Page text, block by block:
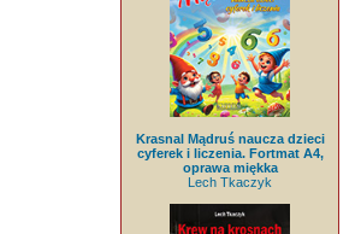
Krasnal Mądruś naucza dzieci
cyferek i liczenia. Fortmat A4,
oprawa miękka
Lech Tkaczyk